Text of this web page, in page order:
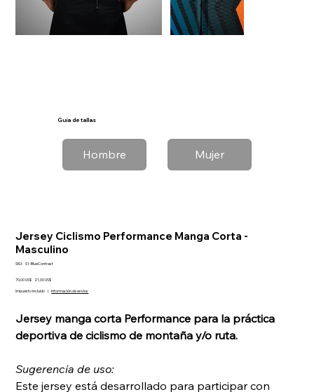
Jersey Ciclismo Performance Manga Corta -
Masculino
SKU:
SKU
BlueContrast
S1-BlueContrast
Precio
original
70,00 US$
Precio
de
oferta
21,00 US$
Impuesto incluido Información de envíos
Jersey manga corta Performance para la práctica
deportiva de ciclismo de montaña y/o ruta.
Sugerencia de uso:
Este jersey está desarrollado para participar con
Hombre Mujer
Guía de tallas